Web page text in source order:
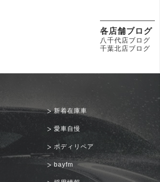
各店舗ブログ
八千代店ブログ
千葉北店ブログ
新着在庫車
愛車自慢
ボディリペア
bayfm